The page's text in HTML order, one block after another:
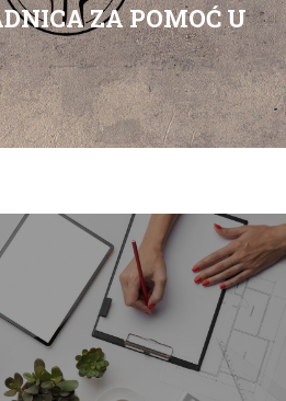
ZA POMOĆ U